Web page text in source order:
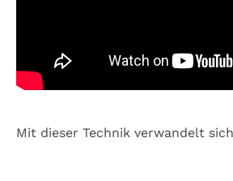
Mit dieser Technik verwandelt